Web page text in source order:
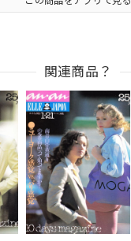
関連商品？